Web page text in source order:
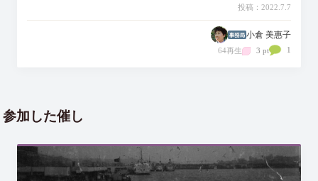
投稿：2022.7.7
小倉 美惠子
64再生 3 pt 1
参加した催し